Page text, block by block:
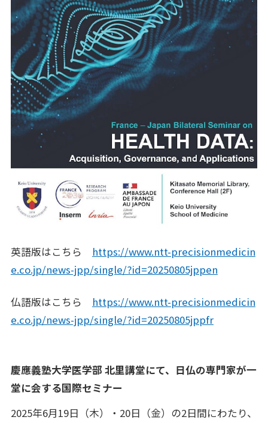
電子カルテ（モバカル）
各業界のお客さまへ FOR CUSTOMERS
企業理念 CORPORATE PHILOSOPHY
企業情報 CORPORATE INFORMATION
採用情報 RECRUIT
ナレッジコンテンツ KNOWLEDGE CONTENTS
お問い合わせ
英語版はこちら https://www.ntt-precisionmedicin
e.co.jp/news-jpp/single/?id=20250805jppen
仏語版はこちら https://www.ntt-precisionmedicin
e.co.jp/news-jpp/single/?id=20250805jppfr
慶應義塾大学医学部 北里講堂にて、日仏の専門家が一
堂に会する国際セミナー
2025年6月19日（木）・20日（金）の2日間にわたり、